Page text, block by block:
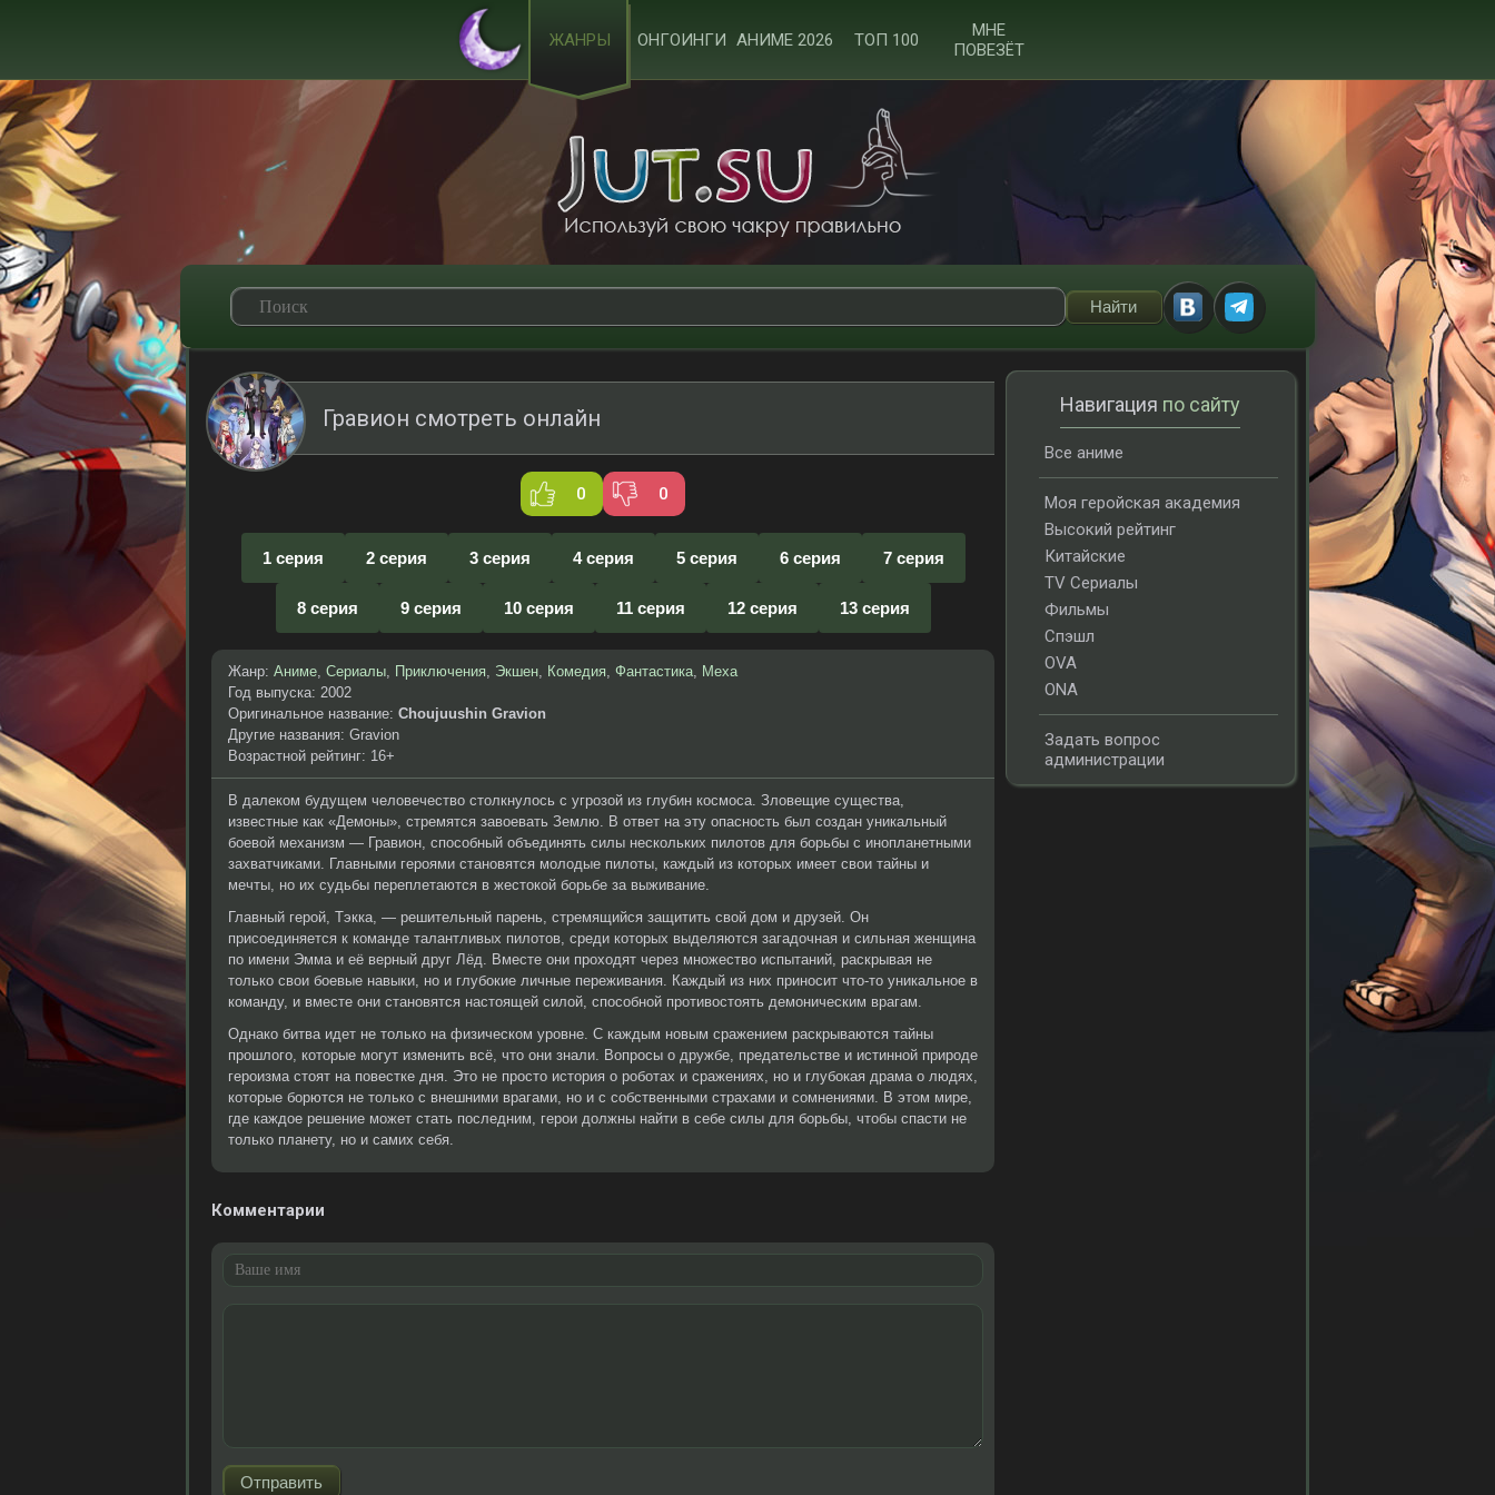
ЖАНРЫ ОНГОИНГИ АНИМЕ 2026 ТОП 100
МНЕ
ПОВЕЗЁТ
Гравион смотреть онлайн
0 0
1 серия 2 серия 3 серия 4 серия 5 серия 6 серия 7 серия
8 серия 9 серия 10 серия 11 серия 12 серия 13 серия
Жанр: Аниме, Сериалы, Приключения, Экшен, Комедия, Фантастика, Меха
Год выпуска: 2002
Оригинальное название: Choujuushin Gravion
Другие названия: Gravion
Возрастной рейтинг: 16+
В далеком будущем человечество столкнулось с угрозой из глубин космоса. Зловещие существа,
известные как «Демоны», стремятся завоевать Землю. В ответ на эту опасность был создан уникальный
боевой механизм — Гравион, способный объединять силы нескольких пилотов для борьбы с инопланетными
захватчиками. Главными героями становятся молодые пилоты, каждый из которых имеет свои тайны и
мечты, но их судьбы переплетаются в жестокой борьбе за выживание.
Главный герой, Тэкка, — решительный парень, стремящийся защитить свой дом и друзей. Он
присоединяется к команде талантливых пилотов, среди которых выделяются загадочная и сильная женщина
по имени Эмма и её верный друг Лёд. Вместе они проходят через множество испытаний, раскрывая не
только свои боевые навыки, но и глубокие личные переживания. Каждый из них приносит что-то уникальное в
команду, и вместе они становятся настоящей силой, способной противостоять демоническим врагам.
Однако битва идет не только на физическом уровне. С каждым новым сражением раскрываются тайны
прошлого, которые могут изменить всё, что они знали. Вопросы о дружбе, предательстве и истинной природе
героизма стоят на повестке дня. Это не просто история о роботах и сражениях, но и глубокая драма о людях,
которые борются не только с внешними врагами, но и с собственными страхами и сомнениями. В этом мире,
где каждое решение может стать последним, герои должны найти в себе силы для борьбы, чтобы спасти не
только планету, но и самих себя.
Комментарии
Навигация по сайту
Все аниме
Моя геройская академия
Высокий рейтинг
Китайские
TV Сериалы
Фильмы
Спэшл
OVA
ONA
Задать вопрос
администрации